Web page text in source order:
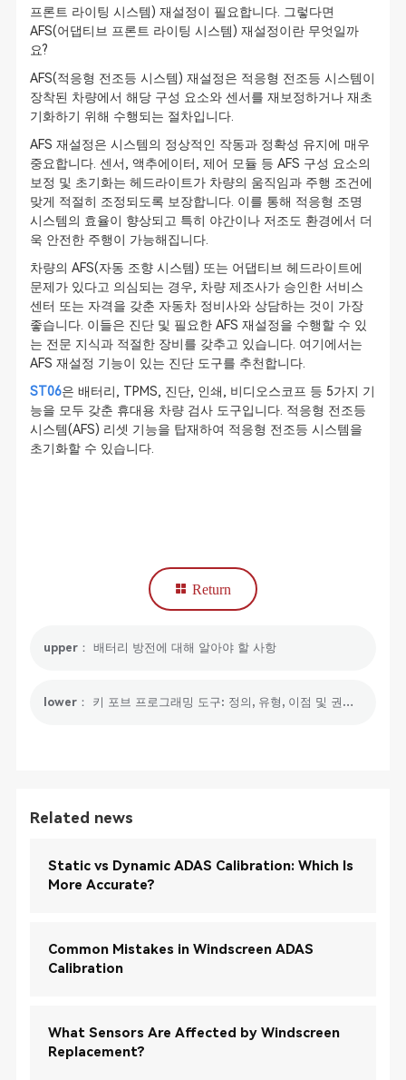
프론트 라이팅 시스템) 재설정이 필요합니다. 그렇다면
AFS(어댑티브 프론트 라이팅 시스템) 재설정이란 무엇일까
요?
AFS(적응형 전조등 시스템) 재설정은 적응형 전조등 시스템이
장착된 차량에서 해당 구성 요소와 센서를 재보정하거나 재초
기화하기 위해 수행되는 절차입니다.
AFS 재설정은 시스템의 정상적인 작동과 정확성 유지에 매우
중요합니다. 센서, 액추에이터, 제어 모듈 등 AFS 구성 요소의
보정 및 초기화는 헤드라이트가 차량의 움직임과 주행 조건에
맞게 적절히 조정되도록 보장합니다. 이를 통해 적응형 조명
시스템의 효율이 향상되고 특히 야간이나 저조도 환경에서 더
욱 안전한 주행이 가능해집니다.
차량의 AFS(자동 조향 시스템) 또는 어댑티브 헤드라이트에
문제가 있다고 의심되는 경우, 차량 제조사가 승인한 서비스
센터 또는 자격을 갖춘 자동차 정비사와 상담하는 것이 가장
좋습니다. 이들은 진단 및 필요한 AFS 재설정을 수행할 수 있
는 전문 지식과 적절한 장비를 갖추고 있습니다. 여기에서는
AFS 재설정 기능이 있는 진단 도구를 추천합니다.
ST06은 배터리, TPMS, 진단, 인쇄, 비디오스코프 등 5가지 기
능을 모두 갖춘 휴대용 차량 검사 도구입니다. 적응형 전조등
시스템(AFS) 리셋 기능을 탑재하여 적응형 전조등 시스템을
초기화할 수 있습니다.
Return
upper： 배터리 방전에 대해 알아야 할 사항
lower： 키 포브 프로그래밍 도구: 정의, 유형, 이점 및 권장 사항
Related news
Static vs Dynamic ADAS Calibration: Which Is
More Accurate?
Common Mistakes in Windscreen ADAS
Calibration
What Sensors Are Affected by Windscreen
Replacement?